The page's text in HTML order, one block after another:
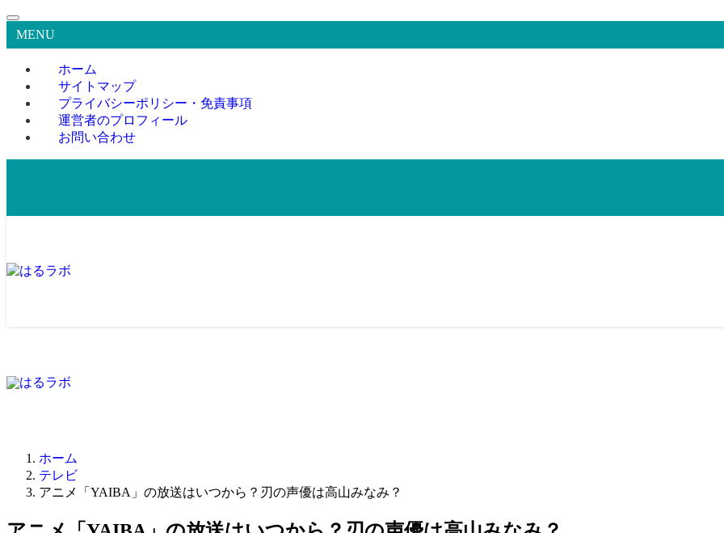
MENU
ホーム
サイトマップ
プライバシーポリシー・免責事項
運営者のプロフィール
お問い合わせ
ホーム
テレビ
アニメ「YAIBA」の放送はいつから？刃の声優は高山みなみ？